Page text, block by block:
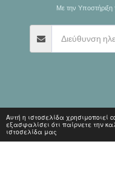
Αυτή η ιστοσελίδα χρησιμοποιεί
εξασφαλίσει ότι παίρνετε την
ιστοσελίδα μας
Με την Υποστήριξη